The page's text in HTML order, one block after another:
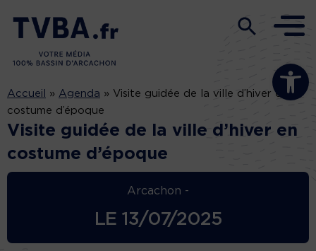
Ouvrir la
Accueil » Agenda » Visite guidée de la ville d’hiver en
costume d’époque
Visite guidée de la ville d’hiver en
costume d’époque
Arcachon -
LE 13/07/2025